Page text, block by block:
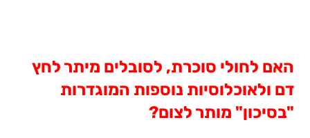
האם לחולי סוכרת, לסובלים מיתר לחץ
דם ולאוכלוסיות נוספות המוגדרות
"בסיכון" מותר לצום?